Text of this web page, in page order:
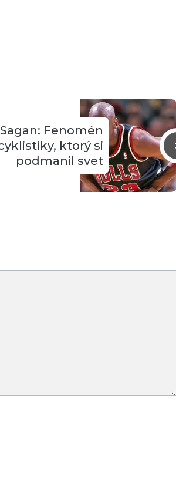
Fenomén
ktorý si
podmanil svet